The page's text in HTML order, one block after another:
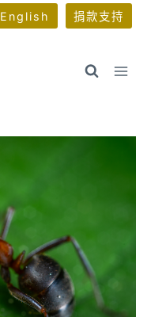
English 捐款支持